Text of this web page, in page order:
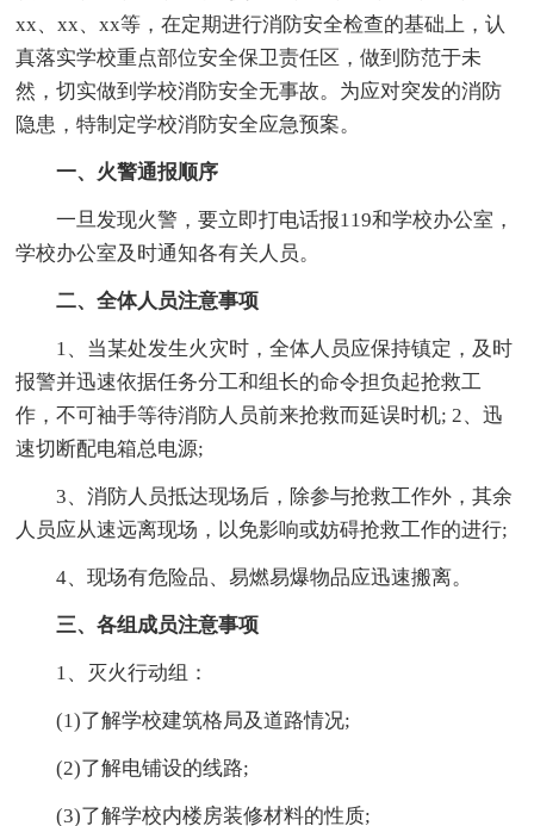
xx、xx、xx等，在定期进行消防安全检查的基础上，认
真落实学校重点部位安全保卫责任区，做到防范于未
然，切实做到学校消防安全无事故。为应对突发的消防
隐患，特制定学校消防安全应急预案。
一、火警通报顺序
一旦发现火警，要立即打电话报119和学校办公室，
学校办公室及时通知各有关人员。
二、全体人员注意事项
1、当某处发生火灾时，全体人员应保持镇定，及时
报警并迅速依据任务分工和组长的命令担负起抢救工
作，不可袖手等待消防人员前来抢救而延误时机; 2、迅
速切断配电箱总电源;
3、消防人员抵达现场后，除参与抢救工作外，其余
人员应从速远离现场，以免影响或妨碍抢救工作的进行;
4、现场有危险品、易燃易爆物品应迅速搬离。
三、各组成员注意事项
1、灭火行动组：
(1)了解学校建筑格局及道路情况;
(2)了解电铺设的线路;
(3)了解学校内楼房装修材料的性质;